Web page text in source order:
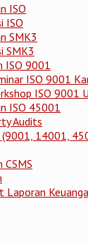
ISO
ISO
SMK3
SMK3
ISO 9001
ISO 9001
ISO 9001
ISO 45001
Audits
14001,
CSMS
Laporan